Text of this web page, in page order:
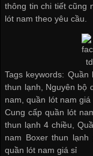
thông tin chi tiết cũng
lót nam theo yêu cầu.
Tags keywords:
thun lạnh, Nguyên bộ
nam, quần lót nam
Cung cấp quần lót
thun lạnh 4 chiều
nam Boxer thun lạnh
quần lót nam giá sỉ